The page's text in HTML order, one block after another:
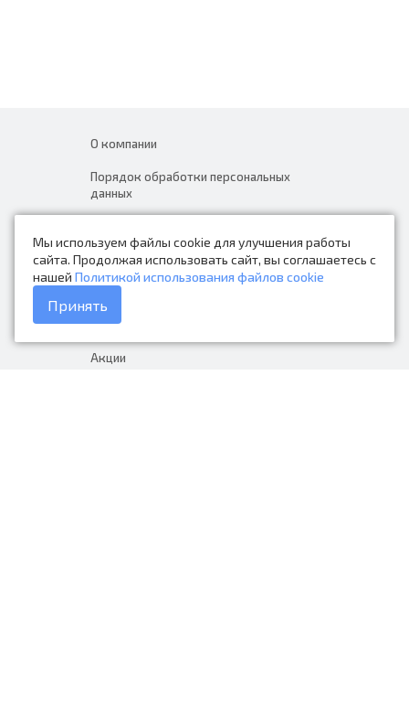
Мы используем файлы cookie для улучшения работы
сайта. Продолжая использовать сайт, вы соглашаетесь с
нашей Политикой использования файлов cookie
Принять
О компании
Порядок обработки персональных
данных
Контакты
Каталог товаров
Доставка и оплата
Акции